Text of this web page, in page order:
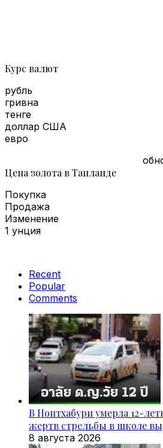
Курс валют
рубль
гривна
тенге
доллар США
евро
Цена золота в Таиланде
Покупка
Продажа
Изменение
1 унция
Recent
Popular
Comments
В Нонтхабури умерла 12-
жертв стрельбы в школе
8 августа 2026